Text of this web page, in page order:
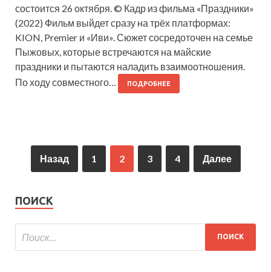
состоится 26 октября. © Кадр из фильма «Праздники»
(2022) Фильм выйдет сразу на трёх платформах:
KION, Premier и «Иви». Сюжет сосредоточен на семье
Пыжовых, которые встречаются на майские
праздники и пытаются наладить взаимоотношения.
По ходу совместного…
ПОДРОБНЕЕ
Назад 1 2 3 4 Далее
ПОИСК